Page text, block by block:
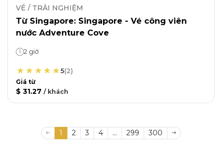
VÉ / TRẢI NGHIỆM
Từ Singapore: Singapore - Vé công viên
nước Adventure Cove
2 giờ
5(2)
Giá từ
$ 31.27 / khách
1 2 3 4 ... 299 300